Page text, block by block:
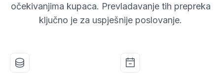
očekivanjima kupaca. Prevladavanje tih prepreka
ključno je za uspješnije poslovanje.